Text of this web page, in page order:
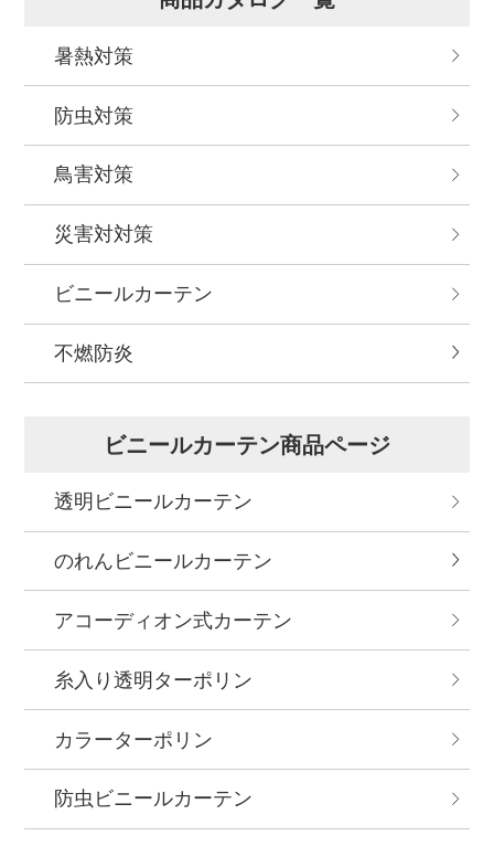
暑熱対策
防虫対策
鳥害対策
災害対対策
ビニールカーテン
不燃防炎
ビニールカーテン商品ページ
透明ビニールカーテン
のれんビニールカーテン
アコーディオン式カーテン
糸入り透明ターポリン
カラーターポリン
防虫ビニールカーテン